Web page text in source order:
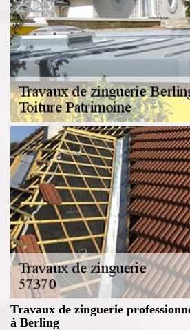
Travaux de zinguerie
à Berling